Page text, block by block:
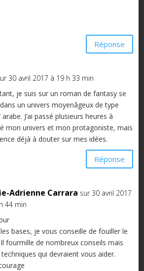
Réponse
30 avril 2017 à 19 h 33 min
je suis sur un roman de fantasy se
un univers moyenâgeux de type
J’ai passé plusieurs heures à
mon univers et mon protagoniste, mais
déjà à douter sur mes idées.
Réponse
Adrienne Carrara sur 30 avril 2017
44 min
bases, je vous conseille de fouiller le
fourmille de nombreux conseils mais
qui devraient vous aider.